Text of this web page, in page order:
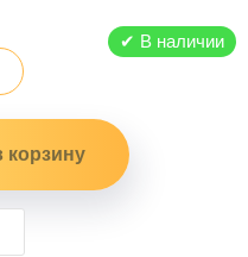
✔ В наличии